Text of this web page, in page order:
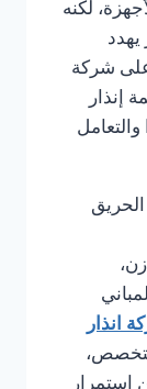
لكنه
على شركة
إنذار
انذار
متخصص،